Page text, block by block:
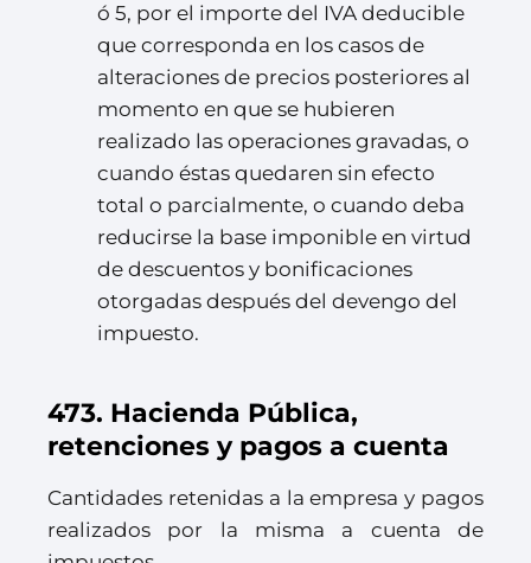
ó 5, por el importe del IVA deducible
que corresponda en los casos de
alteraciones de precios posteriores al
momento en que se hubieren
realizado las operaciones gravadas, o
cuando éstas quedaren sin efecto
total o parcialmente, o cuando deba
reducirse la base imponible en virtud
de descuentos y bonificaciones
otorgadas después del devengo del
impuesto.
473. Hacienda Pública,
retenciones y pagos a cuenta
Cantidades retenidas a la empresa y pagos
realizados por la misma a cuenta de